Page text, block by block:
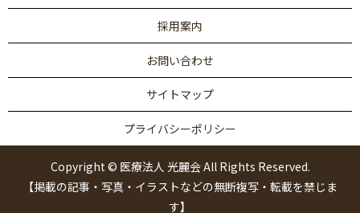
採用案内
お問い合わせ
サイトマップ
プライバシーポリシー
Copyright © 医療法人 光麗会 All Rights Reserved.
【掲載の記事・写真・イラストなどの無断複写・転載を禁じま
す】